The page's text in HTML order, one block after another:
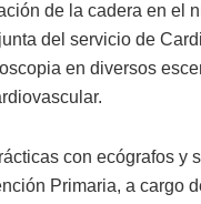
de la cadera en el
del servicio de
en diversos
con ecógrafos y
Primaria, a cargo